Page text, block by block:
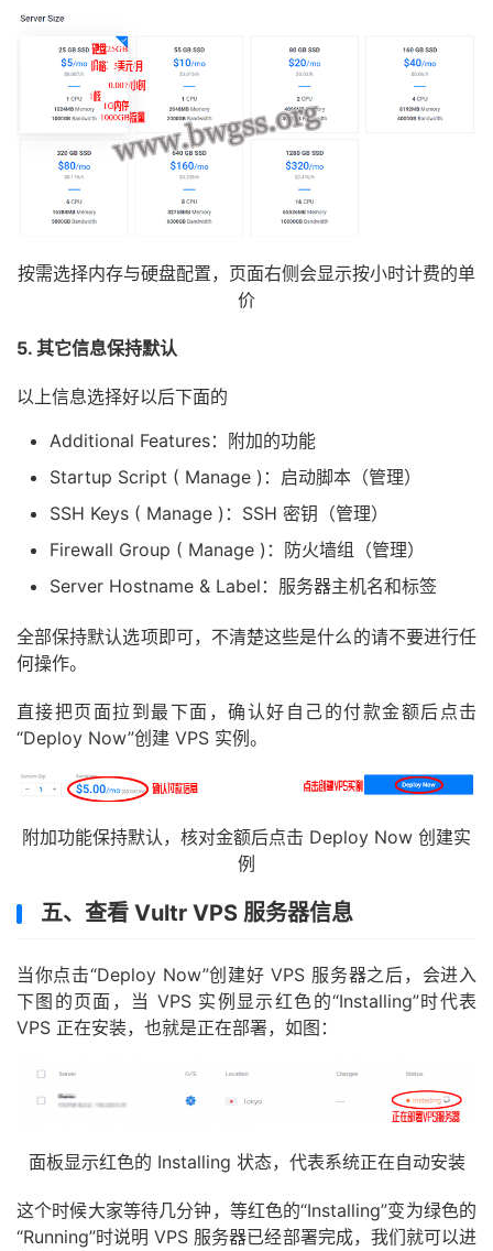
按需选择内存与硬盘配置，页面右侧会显示按小时计费的单
价
5. 其它信息保持默认
以上信息选择好以后下面的
Additional Features：附加的功能
Startup Script ( Manage )：启动脚本（管理）
SSH Keys ( Manage )：SSH 密钥（管理）
Firewall Group ( Manage )：防火墙组（管理）
Server Hostname & Label：服务器主机名和标签
全部保持默认选项即可，不清楚这些是什么的请不要进行任
何操作。
直接把页面拉到最下面，确认好自己的付款金额后点击
“Deploy Now”创建 VPS 实例。
附加功能保持默认，核对金额后点击 Deploy Now 创建实
例
五、查看 Vultr VPS 服务器信息
当你点击“Deploy Now”创建好 VPS 服务器之后，会进入
下图的页面，当 VPS 实例显示红色的“Installing”时代表
VPS 正在安装，也就是正在部署，如图：
面板显示红色的 Installing 状态，代表系统正在自动安装
这个时候大家等待几分钟，等红色的“Installing”变为绿色的
“Running”时说明 VPS 服务器已经部署完成，我们就可以进